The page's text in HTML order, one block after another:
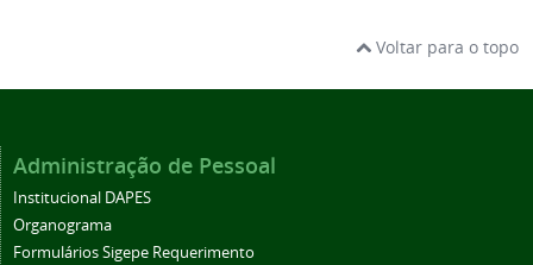
Voltar para o topo
Administração de Pessoal
Institucional DAPES
Organograma
Formulários Sigepe Requerimento